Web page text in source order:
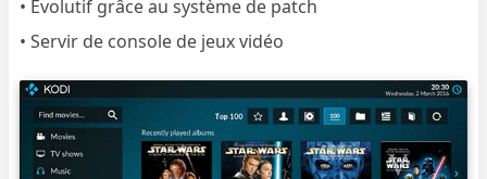
• Evolutif grâce au système de patch
• Servir de console de jeux vidéo